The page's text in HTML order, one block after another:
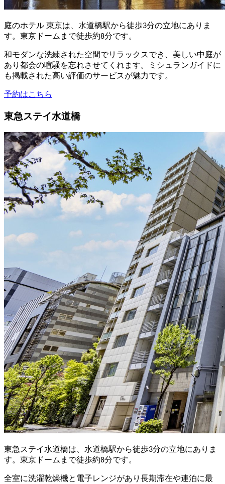
庭のホテル 東京は、水道橋駅から徒歩3分の立地にありま
す。東京ドームまで徒歩約8分です。
和モダンな洗練された空間でリラックスでき、美しい中庭が
あり都会の喧騒を忘れさせてくれます。ミシュランガイドに
も掲載された高い評価のサービスが魅力です。
予約はこちら
東急ステイ水道橋
東急ステイ水道橋は、水道橋駅から徒歩3分の立地にありま
す。東京ドームまで徒歩約8分です。
全室に洗濯乾燥機と電子レンジがあり長期滞在や連泊に最